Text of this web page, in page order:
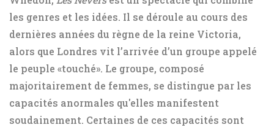
les genres et les idées. Il se déroule au cours des
dernières années du règne de la reine Victoria,
alors que Londres vit l’arrivée d’un groupe appelé
le peuple «touché». Le groupe, composé
majoritairement de femmes, se distingue par les
capacités anormales qu'elles manifestent
soudainement. Certaines de ces capacités sont